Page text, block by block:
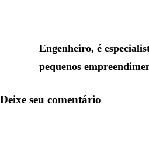
Engenheiro, é
pequenos
Deixe seu comentário